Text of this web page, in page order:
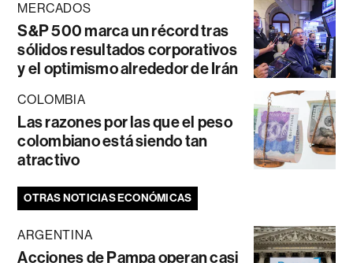
MERCADOS
S&P 500 marca un récord tras
sólidos resultados corporativos
y el optimismo alrededor de Irán
COLOMBIA
Las razones por las que el peso
colombiano está siendo tan
atractivo
OTRAS NOTICIAS ECONÓMICAS
ARGENTINA
Acciones de Pampa operan casi